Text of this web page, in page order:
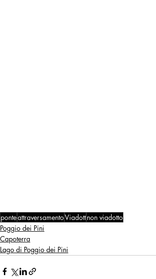
ponteattraversamentoViadottnon viadotto
Poggio dei Pini
Capoterra
Lago di Poggio dei Pini